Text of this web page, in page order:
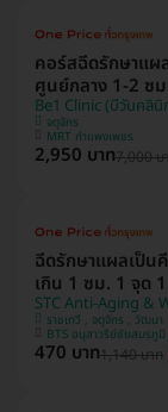
คอร์สฉีดรักษาแผ
ศูนย์กลาง 1-2 ซ
Be1 Clinic (บีวันคลินิ
จตุจักร
MRT กำแพงเพชร
2,950 บาท7,000 บ
ฉีดรักษาแผลเป็น
เกิน 1 ซม. 1 จุด
STC Anti-Aging &
ราชเทวี , จตุจักร , วัฒนา
470 บาท1,140 บาท